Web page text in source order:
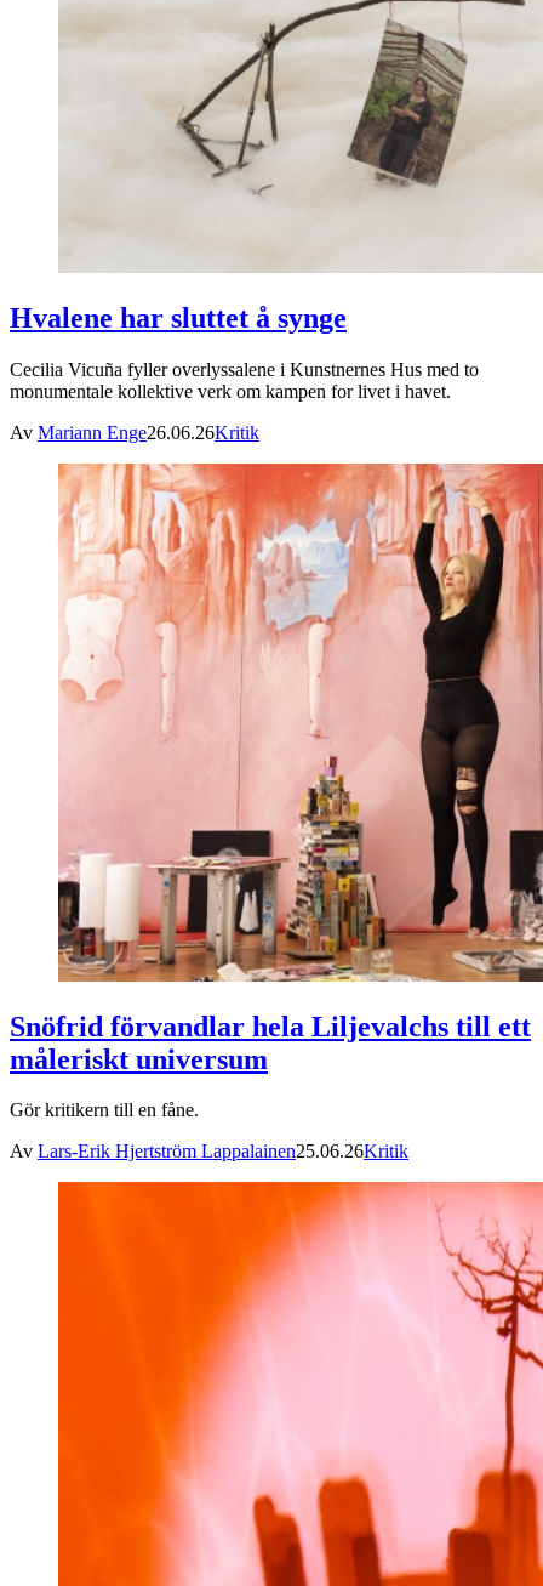
Hvalene har sluttet å synge
Cecilia Vicuña fyller overlyssalene i Kunstnernes Hus med to
monumentale kollektive verk om kampen for livet i havet.
Av Mariann Enge26.06.26Kritik
Snöfrid förvandlar hela Liljevalchs till ett
måleriskt universum
Gör kritikern till en fåne.
Av Lars-Erik Hjertström Lappalainen25.06.26Kritik